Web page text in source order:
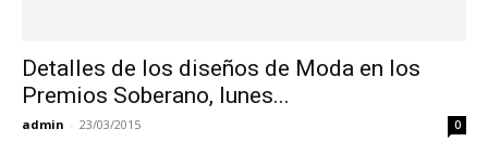
Detalles de los diseños de Moda en los
Premios Soberano, lunes...
admin - 23/03/2015 0